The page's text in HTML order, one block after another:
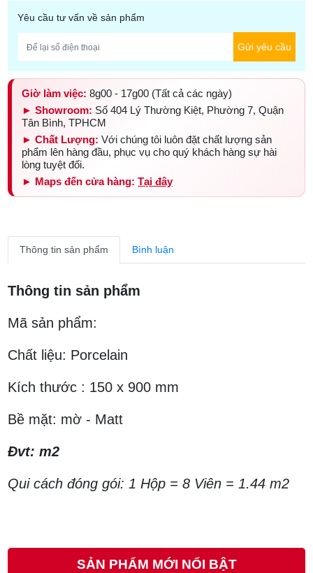
Yêu cầu tư vấn về sản phẩm
Gửi yêu cầu
Giờ làm việc: 8g00 - 17g00 (Tất cả các ngày)
► Showroom: Số 404 Lý Thường Kiệt, Phường 7, Quận
Tân Bình, TPHCM
► Chất Lượng: Với chúng tôi luôn đặt chất lượng sản
phẩm lên hàng đầu, phục vụ cho quý khách hàng sự hài
lòng tuyệt đối.
► Maps đến cửa hàng: Tại đây
Thông tin sản phẩm Bình luận
Thông tin sản phẩm
Mã sản phẩm:
Chất liệu: Porcelain
Kích thước : 150 x 900 mm
Bề mặt: mờ - Matt
Đvt: m2
Qui cách đóng gói: 1 Hộp = 8 Viên = 1.44 m2
SẢN PHẨM MỚI NỔI BẬT